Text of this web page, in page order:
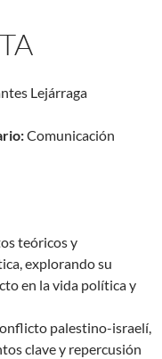
Lejárraga
Comunicación
teóricos y
explorando su
en la vida política y
palestino-israelí,
clave y repercusión